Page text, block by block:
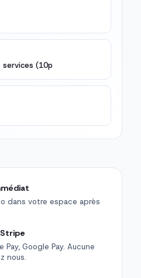
(10p
dans votre espace après
Google Pay. Aucune
nous.